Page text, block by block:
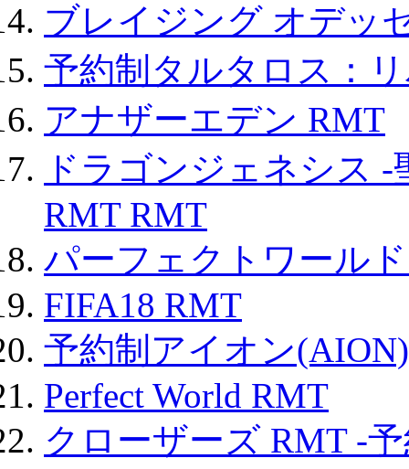
ブレイジング オデッ
予約制タルタロス：
アナザーエデン RMT
ドラゴンジェネシス
RMT RMT
パーフェクトワール
FIFA18 RMT
予約制アイオン
Perfect World RMT
クローザーズ RMT -